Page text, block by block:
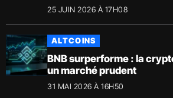
risque de restrictions
25 JUIN 2026 À 17H08
ALTCOINS
BNB surperforme : la
un marché prudent
31 MAI 2026 À 16H50